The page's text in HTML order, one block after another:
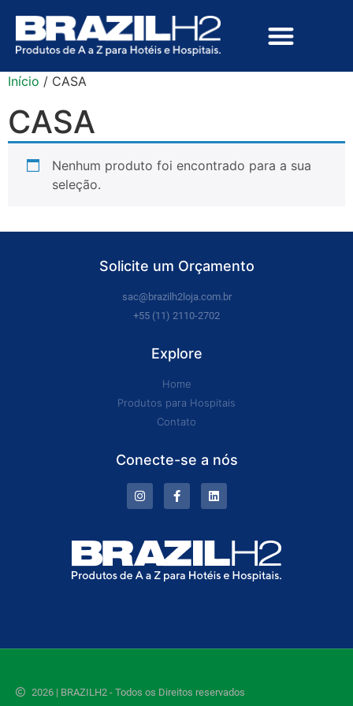
Início / CASA
CASA
Nenhum produto foi encontrado para a sua
seleção.
Solicite um Orçamento
sac@brazilh2loja.com.br
+55 (11) 2110-2702
Explore
Home
Produtos para Hospitais
Contato
Conecte-se a nós
2026 | BRAZILH2 - Todos os Direitos reservados